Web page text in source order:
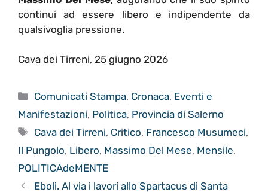
continui ad essere libero e indipendente da
qualsivoglia pressione.
Cava dei Tirreni, 25 giugno 2026
Categorie
Comunicati Stampa, Cronaca, Eventi e
Manifestazioni, Politica, Provincia di Salerno
Tag
Cava dei Tirreni, Critico, Francesco Musumeci,
Il Pungolo, Libero, Massimo Del Mese, Mensile,
POLITICAdeMENTE
Eboli. Al via i lavori allo Spartacus di Santa